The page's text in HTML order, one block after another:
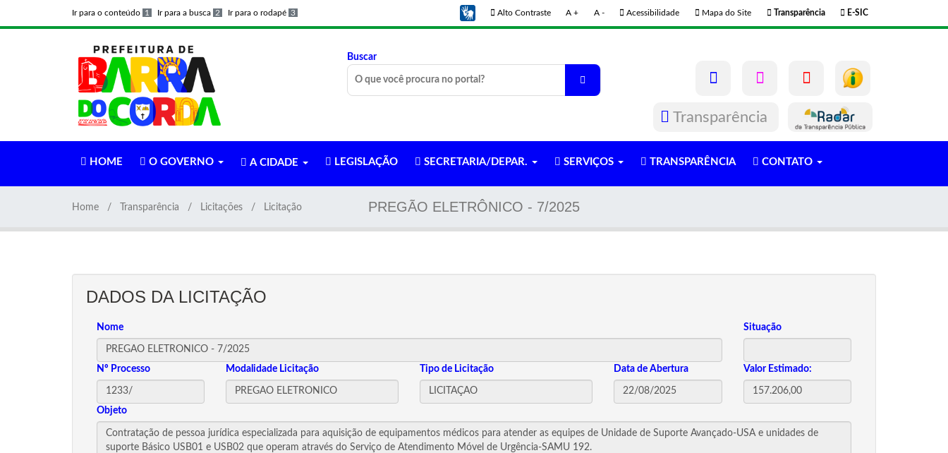
Ir para o conteúdo 1 Ir para a busca 2 Ir para o rodapé 3 Alto Contraste A + A - Acessibilidade Mapa do Site Transparência E-SIC
Buscar
Transparência
HOME O GOVERNO A CIDADE LEGISLAÇÃO SECRETARIA/DEPAR. SERVIÇOS TRANSPARÊNCIA CONTATO
PREGÃO ELETRÔNICO - 7/2025
Home Transparência Licitações Licitação
DADOS DA LICITAÇÃO
Nome Situação
Nº Processo Modalidade Licitação Tipo de Licitação Data de Abertura Valor Estimado:
Objeto